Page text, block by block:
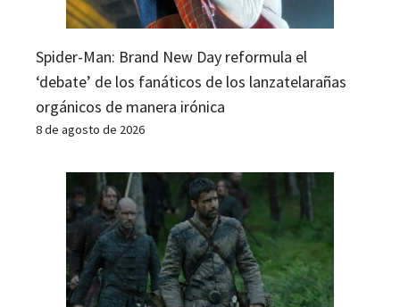
Spider-Man: Brand New Day reformula el
‘debate’ de los fanáticos de los lanzatelarañas
orgánicos de manera irónica
8 de agosto de 2026